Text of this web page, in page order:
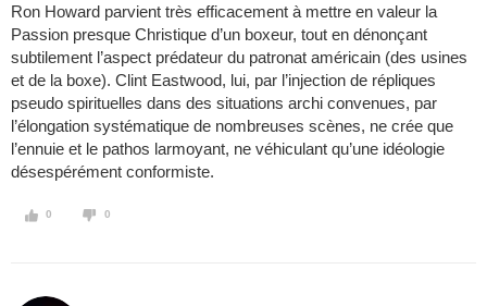
Ron Howard parvient très efficacement à mettre en valeur la
Passion presque Christique d’un boxeur, tout en dénonçant
subtilement l’aspect prédateur du patronat américain (des usines
et de la boxe). Clint Eastwood, lui, par l’injection de répliques
pseudo spirituelles dans des situations archi convenues, par
l’élongation systématique de nombreuses scènes, ne crée que
l’ennuie et le pathos larmoyant, ne véhiculant qu’une idéologie
désespérément conformiste.
0 0